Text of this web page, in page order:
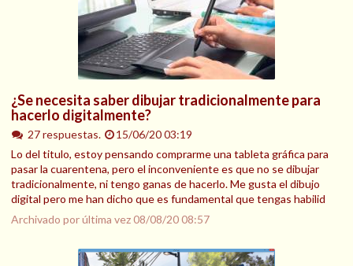
¿Se necesita saber dibujar tradicionalmente para
hacerlo digitalmente?
27 respuestas.
15/06/20 03:19
Lo del titulo, estoy pensando comprarme una tableta gráfica para
pasar la cuarentena, pero el inconveniente es que no se dibujar
tradicionalmente, ni tengo ganas de hacerlo. Me gusta el dibujo
digital pero me han dicho que es fundamental que tengas habilid
Archivado por última vez08/08/20 08:57